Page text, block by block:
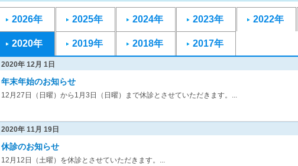
2026年 2025年 2024年 2023年 2022年
2020年 2019年 2018年 2017年
2020年 12月 1日
年末年始のお知らせ
12月27日（日曜）から1月3日（日曜）まで休診とさせていただきます。...
2020年 11月 19日
休診のお知らせ
12月12日（土曜）を休診とさせていただきます。...